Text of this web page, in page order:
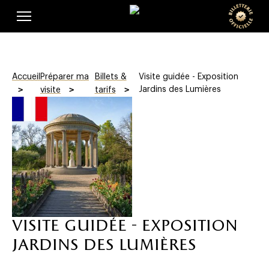
main
e
f
f
i
c
i
e
l
l
e
Accueil Préparer ma
visite
Billets &
tarifs
Visite guidée - Exposition
Jardins des Lumières
visite guidée - exposition
jardins des lumières